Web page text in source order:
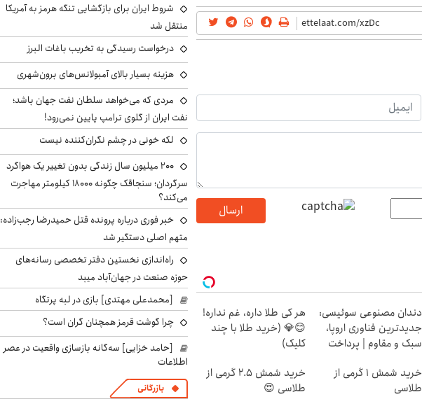
ارسال
دندان مصنوعی سوئیسی:
جدیدترین فناوری اروپا،
سبک و مقاوم | پرداخت
هر کی طلا داره، غم نداره!
😊💎 (خرید طلا با چند
کلیک)
خرید شمش 1 گرمی از
طلاسی
خرید شمش 2.5 گرمی از
طلاسی 😍
شروط ایران برای بازگشایی تنگه هرمز به آمریکا
منتقل شد
درخواست رسیدگی به تخریب باغات البرز
هزینه بسیار بالای آمبولانس‌های برون‌شهری
مردی که می‌خواهد سلطان نفت جهان باشد؛
نفت ایران از گلوی ترامپ پایین نمی‌رود!
لکه خونی در چشم نگران‌کننده نیست
۲۰۰ میلیون سال زندگی بدون تغییر یک هواگرد
سرگردان؛ سنجاقک‌ چگونه ۱۸۰۰۰ کیلومتر مهاجرت
می‌کند؟
خبر فوری درباره پرونده قتل حمیدرضا رجب‌زاده:
متهم اصلی دستگیر شد
راه‌اندازی نخستین دفتر تخصصی رسانه‌های
حوزه صنعت در جهان‌آباد میبد
[محمدعلی مهتدی] بازی در لبه پرتگاه
چرا گوشت قرمز همچنان گران است؟
[حامد خزایی] سه‌گانه بازسازی واقعیت در عصر
اطلاعات
بازرگانی